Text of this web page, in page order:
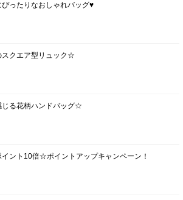
ぴったりなおしゃれバッグ♥
スクエア型リュック☆
じる花柄ハンドバッグ☆
イント10倍☆ポイントアップキャンペーン！